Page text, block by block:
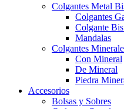
Colgantes Metal
Colgantes
Colgante
Mandalas
Colgantes
Con Mineral
De Mineral
Piedra
Accesorios
Bolsas y Sobres